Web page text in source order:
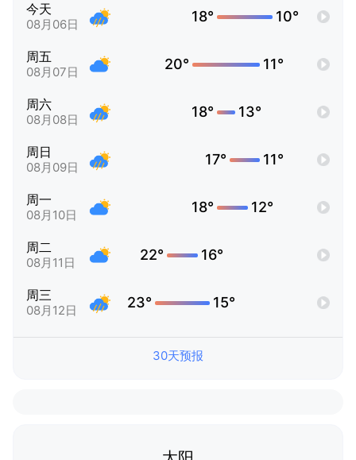
今天
08月06日 18° 10°
周五
08月07日 20° 11°
周六
08月08日 18° 13°
周日
08月09日 17° 11°
周一
08月10日 18° 12°
周二
08月11日 22° 16°
周三
08月12日 23° 15°
30天预报